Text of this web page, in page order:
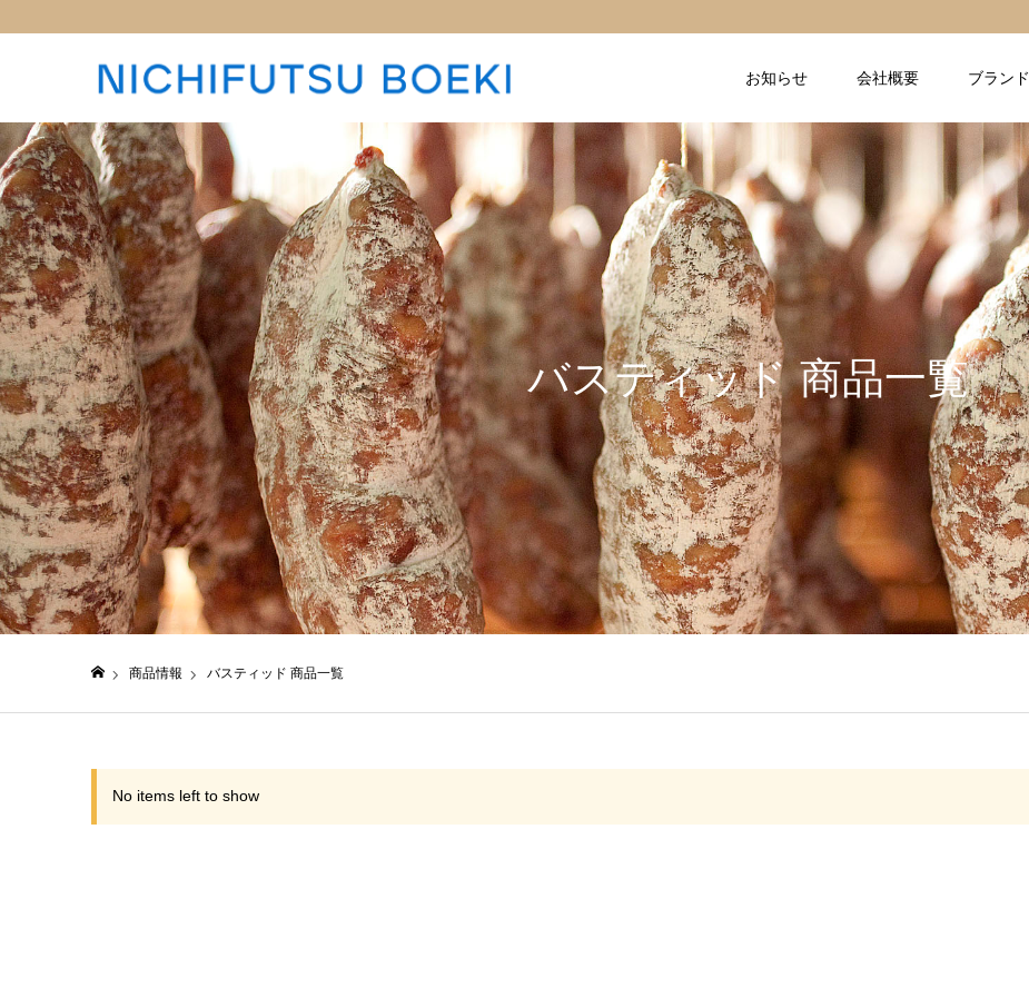
お知らせ 会社概要 ブランド
バスティッド 商品一覧
商品情報 バスティッド 商品一覧
No items left to show